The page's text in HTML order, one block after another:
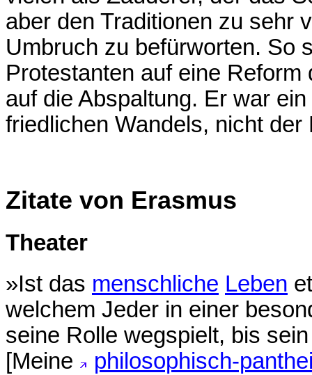
aber den Traditionen zu sehr
Umbruch zu befürworten. So
Protestanten auf eine
auf die Abspaltung. Er war
friedlichen Wandels, nicht der
Zitate von Erasmus
Theater
»Ist das menschliche Leben
welchem Jeder in einer
seine Rolle wegspielt, bis
[Meine
philosophisch-